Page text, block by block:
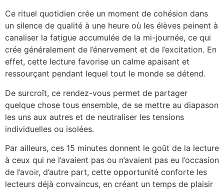
Ce rituel quotidien crée un moment de cohésion dans
un silence de qualité à une heure où les élèves peinent à
canaliser la fatigue accumulée de la mi-journée, ce qui
crée généralement de l’énervement et de l’excitation. En
effet, cette lecture favorise un calme apaisant et
ressourçant pendant lequel tout le monde se détend.
De surcroît, ce rendez-vous permet de partager
quelque chose tous ensemble, de se mettre au diapason
les uns aux autres et de neutraliser les tensions
individuelles ou isolées.
Par ailleurs, ces 15 minutes donnent le goût de la lecture
à ceux qui ne l’avaient pas ou n’avaient pas eu l’occasion
de l’avoir, d’autre part, cette opportunité conforte les
lecteurs déjà convaincus, en créant un temps de plaisir